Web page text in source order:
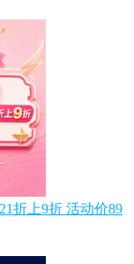
折上9折 活动价89